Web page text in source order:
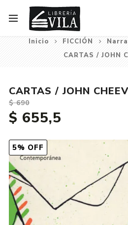
Inicio FICCIÓN
CARTAS / JOHN
5% OFF
CARTAS / JOHN
$ 690
$ 655,5